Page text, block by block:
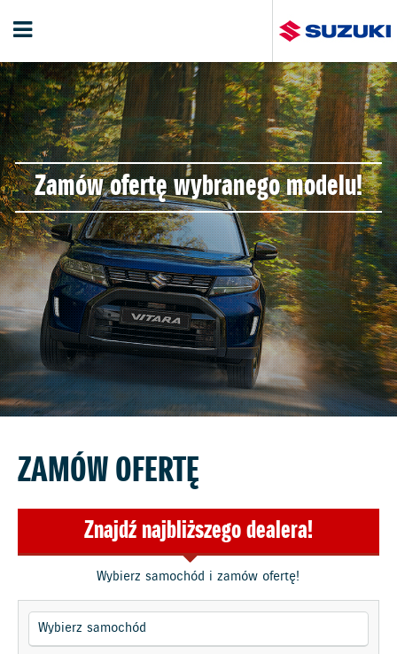
Zamów ofertę wybranego modelu!
ZAMÓW OFERTĘ
Znajdź najbliższego dealera!
Wybierz samochód i zamów ofertę!